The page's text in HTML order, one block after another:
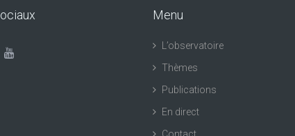
Menu
L’observatoire
Thèmes
Publications
En direct